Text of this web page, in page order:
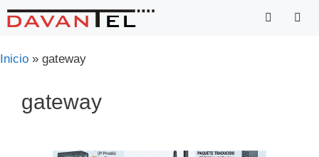
Saltar
para
conteúdo
Inicio » gateway
gateway